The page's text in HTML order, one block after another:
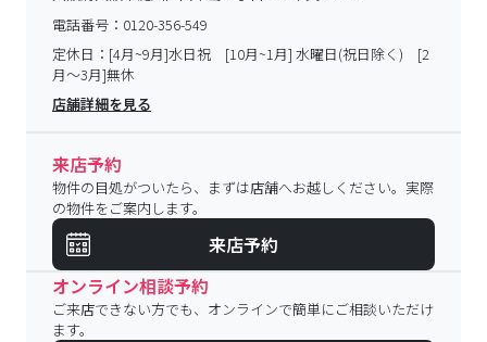
電話番号： 0120-356-549
定休日： [4月~9月]水日祝 [10月~1月] 水曜日(祝日除く) [2
月～3月]無休
店舗詳細を見る
来店予約
物件の目処がついたら、まずは店舗へお越しください。実際
の物件をご案内します。
来店予約
オンライン相談予約
ご来店できない方でも、オンラインで簡単にご相談いただけ
ます。